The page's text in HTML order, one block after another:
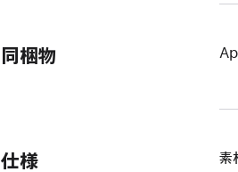
同梱物
仕様 素